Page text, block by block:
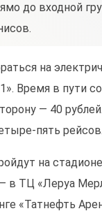
до входной
на
Время в пути
— 40
пять рейсов.
на
в ТЦ «Леруа
«Татнефть